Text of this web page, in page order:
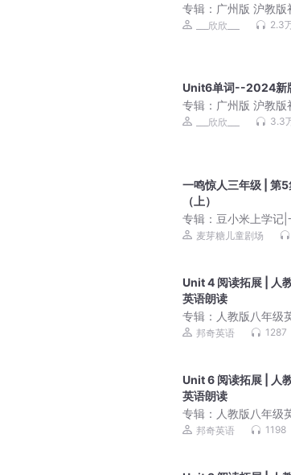
专辑： 广州版 沪教版
册2024新版+旧版
___欣欣___ 2.3
Unit6单词--2024新
专辑： 广州版 沪教版
册2024新版+旧版
___欣欣___ 3.3
一鸣惊人三年级 | 第
（上）
专辑： 豆小米上学记|
园|儿童睡前故事
麦芽糖儿童剧场
Unit 4 阅读拓展 | 人
英语朗读
专辑： 人教版八年级
原声｜同步教材标准朗
邦奇英语 1287
Unit 6 阅读拓展 | 人
英语朗读
专辑： 人教版八年级
原声｜同步教材标准朗
邦奇英语 1198